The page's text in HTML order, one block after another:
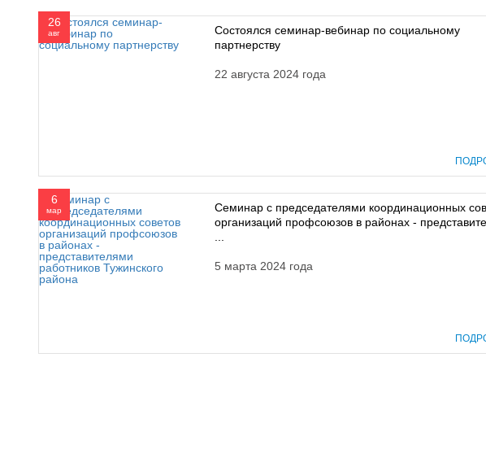
26
авг
Состоялся семинар-вебинар по социальному
партнерству
22 августа 2024 года
6
мар
Семинар с председателями координационных
организаций профсоюзов в районах -
5 марта 2024 года